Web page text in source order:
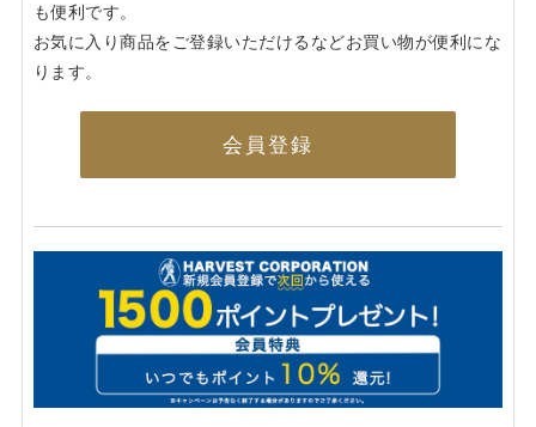
も便利です。
お気に入り商品をご登録いただけるなどお買い物が便利にな
ります。
会員登録